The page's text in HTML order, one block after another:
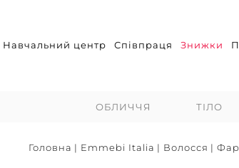
Навчальний центр Співпраця Знижки
ОБЛИЧЧЯ ТІЛО
Головна | Emmebi Italia | Волосся |